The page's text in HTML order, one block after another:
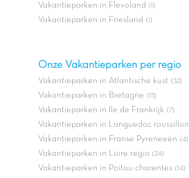
Vakantieparken in Flevoland (1)
Vakantieparken in Friesland (1)
Onze Vakantieparken per regio
Vakantieparken in Atlantische kust (32)
Vakantieparken in Bretagne (15)
Vakantieparken in Ile de Frankrijk (7)
Vakantieparken in Languedoc roussillon
Vakantieparken in Franse Pyreneeën (4)
Vakantieparken in Loire regio (24)
Vakantieparken in Poitou charentes (14)